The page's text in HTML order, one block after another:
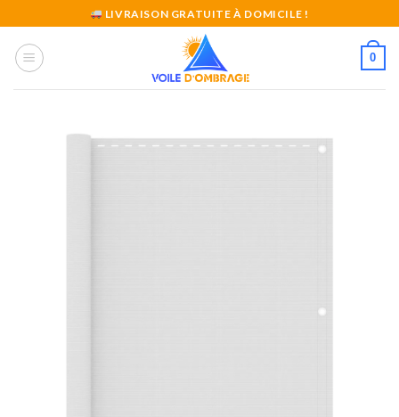
to
content
LIVRAISON GRATUITE À DOMICILE !
0